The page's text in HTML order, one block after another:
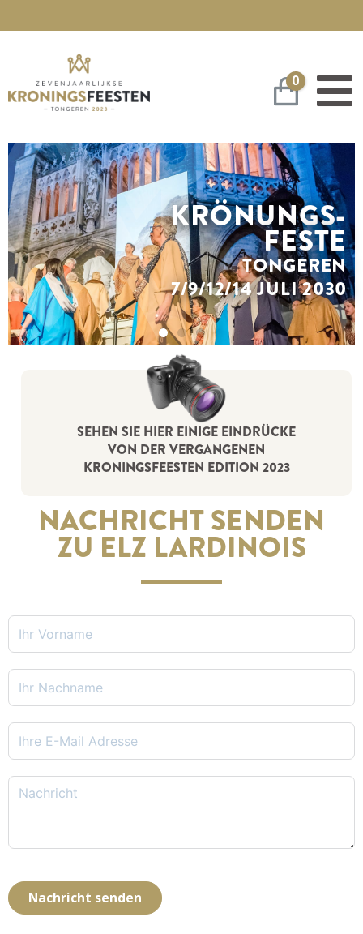
0
KRÖNUNGS-
FESTE
TONGEREN
7/9/12/14 JULI 2030
SEHEN SIE HIER EINIGE EINDRÜCKE
VON DER VERGANGENEN
KRONINGSFEESTEN EDITION 2023
NACHRICHT SENDEN
ZU ELZ LARDINOIS
Nachricht senden